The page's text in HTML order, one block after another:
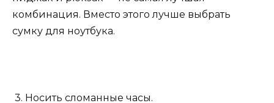
комбинация. Вместо этого лучше выбрать
сумку для ноутбука.
3. Носить сломанные часы.